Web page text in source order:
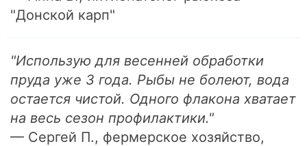
"Донской карп"
"Использую для весенней обработки
пруда уже 3 года. Рыбы не болеют, вода
остается чистой. Одного флакона хватает
на весь сезон профилактики."
— Сергей П., фермерское хозяйство,